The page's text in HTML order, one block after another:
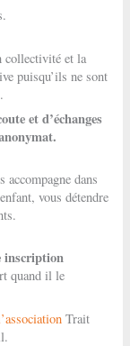
collectivité et la
puisqu’ils ne sont
et d’échanges
accompagne dans
vous détendre
inscription
quand il le
Trait